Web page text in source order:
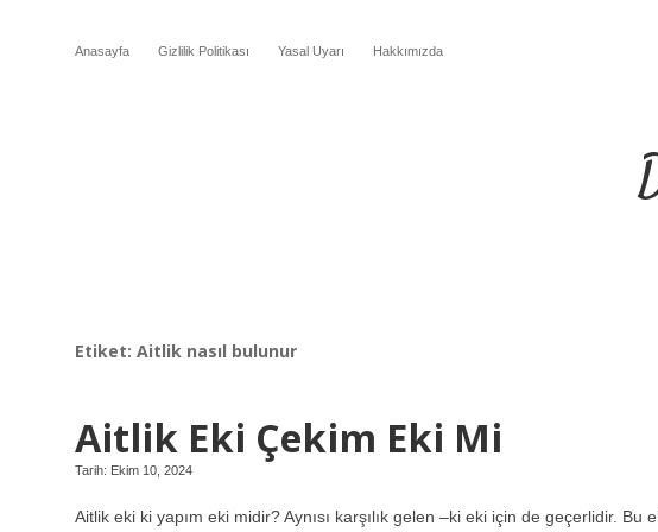
Anasayfa Gizlilik Politikası Yasal Uyarı Hakkımızda
Etiket: Aitlik nasıl bulunur
Aitlik Eki Çekim Eki Mi
Tarih: Ekim 10, 2024
Aitlik eki ki yapım eki midir? Aynısı karşılık gelen –ki eki için de geçerlidir.